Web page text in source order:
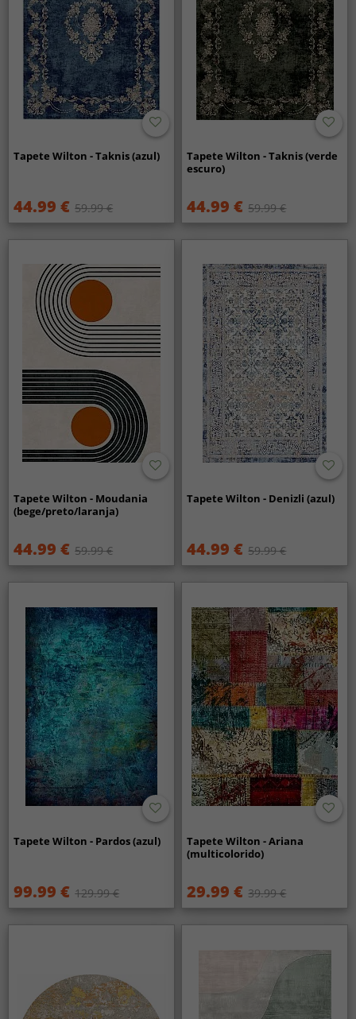
Tapete Wilton - Taknis (azul)
44.99 € 59.99 €
Tapete Wilton - Taknis (verde
escuro)
44.99 € 59.99 €
Tapete Wilton - Moudania
(bege/preto/laranja)
44.99 € 59.99 €
Tapete Wilton - Denizli (azul)
44.99 € 59.99 €
Tapete Wilton - Pardos (azul)
99.99 € 129.99 €
Tapete Wilton - Ariana
(multicolorido)
29.99 € 39.99 €